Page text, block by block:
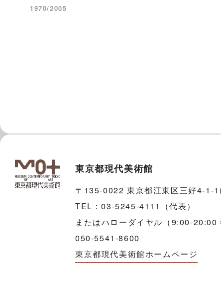
1970/2005
東京都現代美術館
〒135-0022 東京都江東区三好4-1-
TEL：03-5245-4111（代表）
またはハローダイヤル（9:00-20:00
050-5541-8600
東京都現代美術館ホームページ